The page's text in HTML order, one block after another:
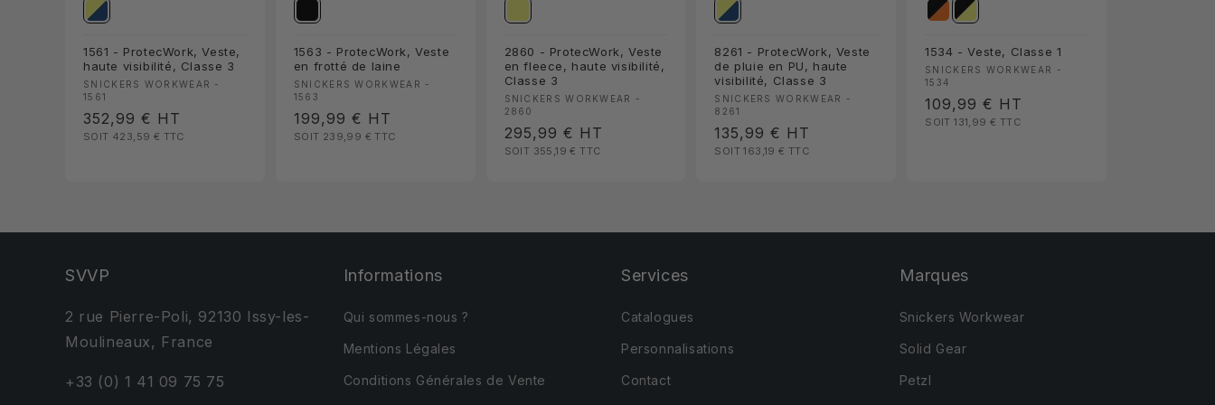
1561 - ProtecWork, Veste,
haute visibilité, Classe 3
Fournisseur :
SNICKERS WORKWEAR -
1561
Prix
habituel
352,99 € HT
SOIT 423,59 € TTC
1563 - ProtecWork, Veste
en frotté de laine
Fournisseur :
SNICKERS WORKWEAR -
1563
Prix
habituel
199,99 € HT
SOIT 239,99 €TTC
2860 - ProtecWork, Veste
en fleece, haute visibilité,
Classe 3
Fournisseur :
SNICKERS WORKWEAR -
2860
Prix
habituel
295,99 € HT
SOIT 355,19 €TTC
8261 - ProtecWork, Veste
de pluie en PU, haute
visibilité, Classe 3
Fournisseur :
SNICKERS WORKWEAR -
8261
Prix
habituel
135,99 € HT
SOIT 163,19 € TTC
1534 - Veste, Classe 1
Fournisseur :
SNICKERS WORKWEAR -
1534
Prix
habituel
109,99 € HT
SOIT 131,99 € TTC
SVVP
2 rue Pierre-Poli, 92130 Issy-les-
Moulineaux, France
+33 (0) 1 41 09 75 75
Informations
Qui sommes-nous ?
Mentions Légales
Conditions Générales de Vente
Services
Catalogues
Personnalisations
Contact
Marques
Snickers Workwear
Solid Gear
Petzl